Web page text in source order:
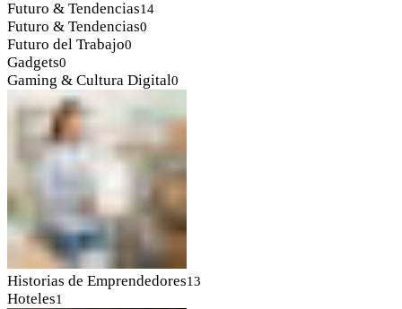
Futuro & Tendencias14
Futuro & Tendencias0
Futuro del Trabajo0
Gadgets0
Gaming & Cultura Digital0
Historias de Emprendedores13
Hoteles1